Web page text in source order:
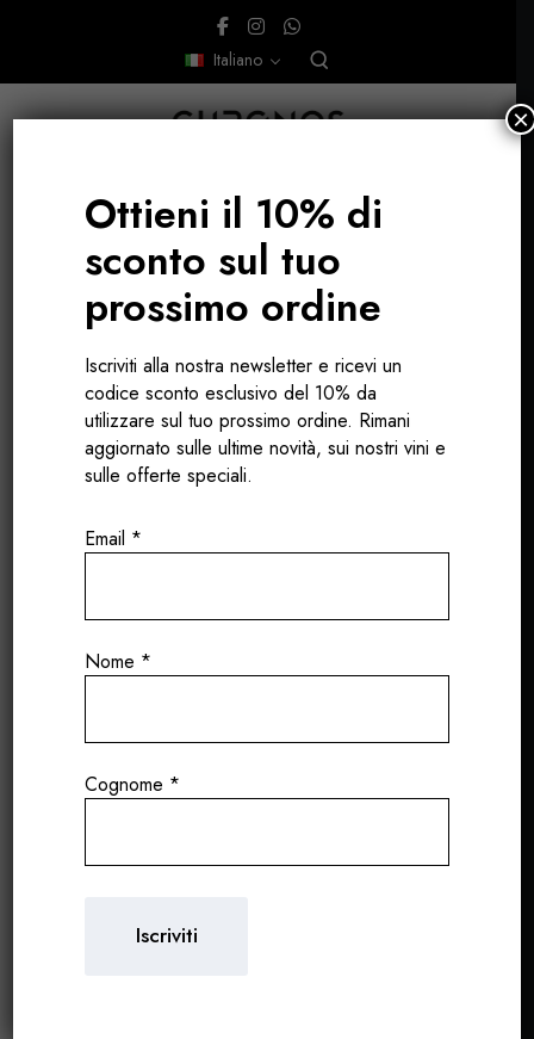
Italiano
Mosella
Ottieni il 10% di
sconto sul tuo
prossimo ordine
Iscriviti alla nostra newsletter e ricevi un
codice sconto esclusivo del 10% da
utilizzare sul tuo prossimo ordine. Rimani
aggiornato sulle ultime novità, sui nostri vini e
sulle offerte speciali.
Email *
Nome *
Cognome *
×